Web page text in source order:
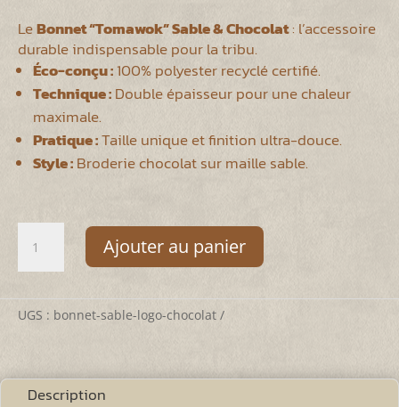
LeBonnet “Tomawok” Sable & Chocolat: l’accessoire
durable indispensable pour la tribu.
Éco-conçu :100% polyester recyclé certifié.
Technique :Double épaisseur pour une chaleur
maximale.
Pratique :Taille unique et finition ultra-douce.
Style :Broderie chocolat sur maille sable.
Bonnet
Tomawok
Chocolat)
Ajouter au panier
UGS : bonnet-sable-logo-chocolat
Description